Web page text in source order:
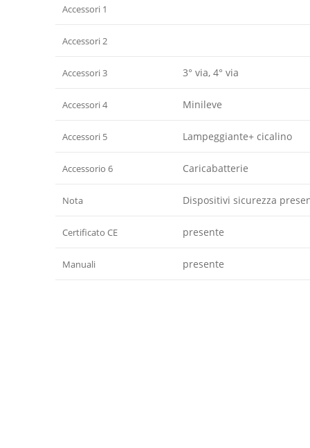
Accessori 1
Accessori 2
Accessori 3 3° via, 4° via
Accessori 4 Minileve
Accessori 5 Lampeggiante+ cicalino
Accessorio 6 Caricabatterie
Nota Dispositivi sicurezza
Certificato CE presente
Manuali presente